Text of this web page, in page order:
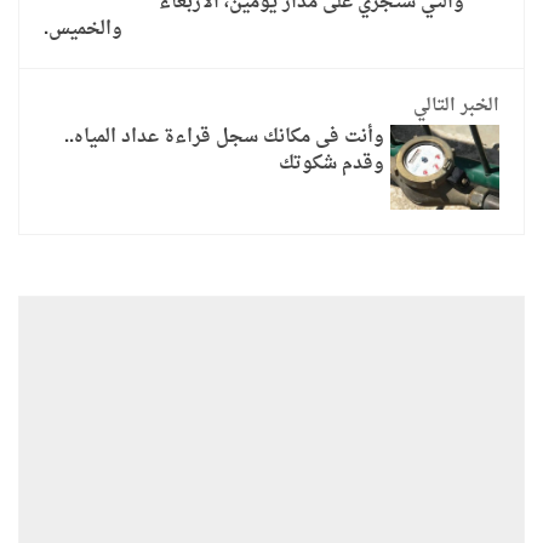
والخميس.
الخبر التالي
وأنت فى مكانك سجل قراءة عداد المياه..
وقدم شكوتك